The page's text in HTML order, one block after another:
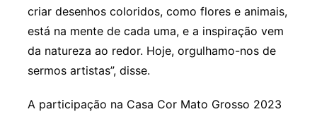
criar desenhos coloridos, como flores e animais,
está na mente de cada uma, e a inspiração vem
da natureza ao redor. Hoje, orgulhamo-nos de
sermos artistas”, disse.
A participação na Casa Cor Mato Grosso 2023